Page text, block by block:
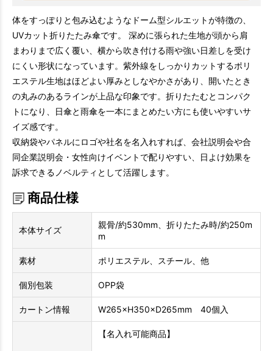
体をすっぽりと包み込むようなドーム型シルエットが特徴の、
UVカット折りたたみ傘です。 深めに張られた生地が頭から肩
まわりまで広く覆い、横から吹き付ける雨や強い日差しを受け
にくい形状になっています。紫外線をしっかりカットするポリ
エステル生地はほどよい厚みとしなやかさがあり、開いたとき
の丸みのあるラインが上品な印象です。折りたたむとコンパク
トになり、日傘と雨傘を一本にまとめたい方にも使いやすいサ
イズ感です。
収納袋やパネルにロゴや社名を名入れすれば、会社説明会や合
同企業説明会・女性向けイベントで配りやすい、日よけ効果を
訴求できるノベルティとして活躍します。
商品仕様
本体サイズ
親骨/約530mm、折りたたみ時/約250m
m
素材 ポリエステル、スチール、他
個別包装 OPP袋
カートン情報 W265×H350×D265mm 40個入
【名入れ可能商品】